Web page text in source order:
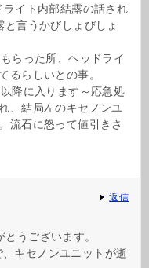
イト内部結露の話され
言うかびしょびしょ
らった所、ヘッドライ
るらしいとの事。
降に入ります～応急処
、結局左のキセノンユ
流石に怒って値引きさ
うございます。
キセノンユニットが逝
返信